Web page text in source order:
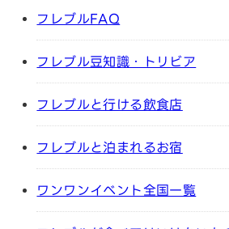
フレブルFAQ
フレブル豆知識・トリビア
フレブルと行ける飲食店
フレブルと泊まれるお宿
ワンワンイベント全国一覧